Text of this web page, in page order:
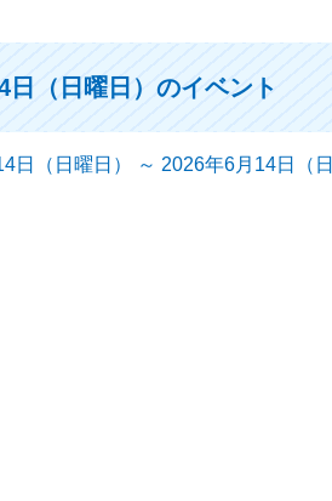
日（日曜日）のイベント
日（日曜日） ～ 2026年6月14日（